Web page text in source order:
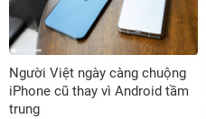
Người Việt ngày càng chuộng
iPhone cũ thay vì Android tầm
trung